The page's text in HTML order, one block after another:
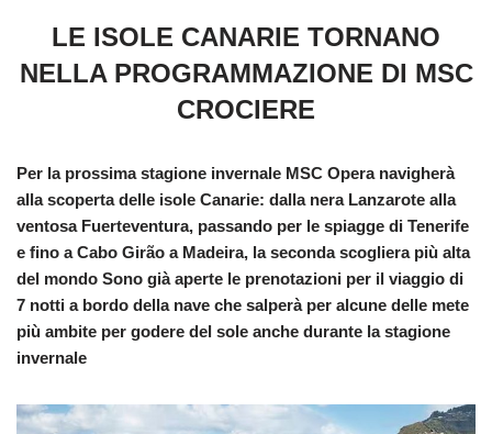
LE ISOLE CANARIE TORNANO
NELLA PROGRAMMAZIONE DI MSC
CROCIERE
Per la prossima stagione invernale MSC Opera navigherà
alla scoperta delle isole Canarie: dalla nera Lanzarote alla
ventosa Fuerteventura, passando per le spiagge di Tenerife
e fino a Cabo Girão a Madeira, la seconda scogliera più alta
del mondo Sono già aperte le prenotazioni per il viaggio di
7 notti a bordo della nave che salperà per alcune delle mete
più ambite per godere del sole anche durante la stagione
invernale